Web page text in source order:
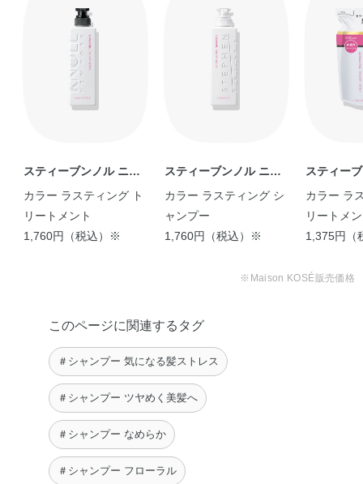
スティーブンノル ニュ
ーヨーク
カラー ラスティング ト
リートメント
1,760円（税込）※
スティーブンノル ニュ
ーヨーク
カラー ラスティング シ
ャンプー
1,760円（税込）※
スティー
ーヨーク
カラー ラ
リートメ
え用）
1,375円（
※Maison KOSÉ販売価格
このページに関連するタグ
＃シャンプー 気になる髪ストレス
＃シャンプー ツヤめく美髪へ
＃シャンプー なめらか
＃シャンプー フローラル